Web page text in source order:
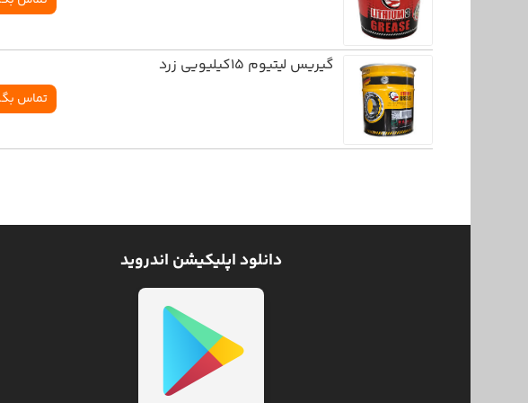
گیریس لیتیوم 15کیلیویی زرد
تماس
دانلود اپلیکیشن اندروید